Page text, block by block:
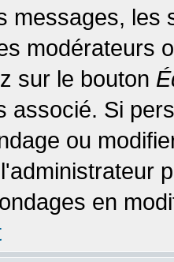
messages, les
modérateurs
sur le bouton
associé. Si
ou
en